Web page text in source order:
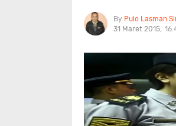
Pulo Lasman
31 Maret 2015